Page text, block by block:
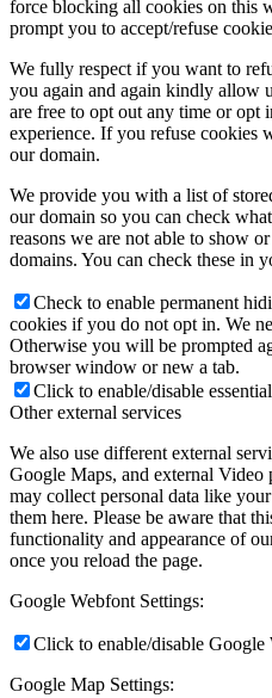
force blocking all cookies on this
prompt you to accept/refuse
We fully respect if you want to
you again and again kindly allow
are free to opt out any time or opt
experience. If you refuse cookies
our domain.
We provide you with a list of
our domain so you can check
reasons we are not able to show
domains. You can check these in
Check to enable permanent
cookies if you do not opt in. We
Otherwise you will be prompted
browser window or new a tab.
Click to enable/disable
Other external services
We also use different external
Google Maps, and external Video
may collect personal data like
them here. Please be aware that
functionality and appearance of
once you reload the page.
Google Webfont Settings:
Click to enable/disable Google
Google Map Settings: